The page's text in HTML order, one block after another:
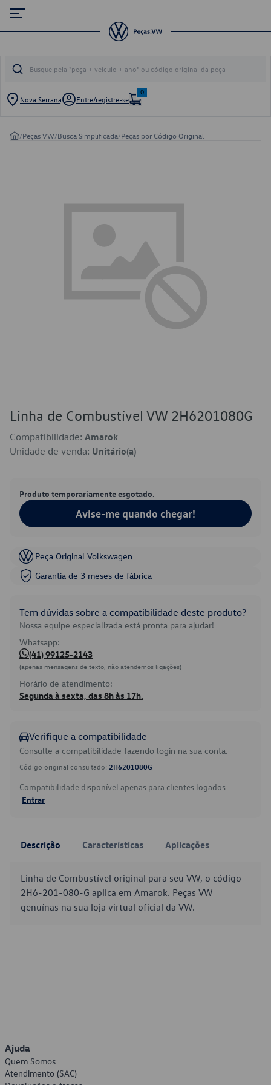
Nova Serrana Entre/registre-se
0
/Peças VW/Busca Simplificada/Peças por Código Original
Linha de Combustível VW 2H6201080G
Compatibilidade: Amarok
Unidade de venda: Unitário(a)
Produto temporariamente esgotado.
Avise-me quando chegar!
Peça Original Volkswagen
Garantia de 3 meses de fábrica
Tem dúvidas sobre a compatibilidade deste produto?
Nossa equipe especializada está pronta para ajudar!
Whatsapp:
(41) 99125-2143
(apenas mensagens de texto, não atendemos ligações)
Horário de atendimento:
Segunda à sexta, das 8h às 17h.
Verifique a compatibilidade
Consulte a compatibilidade fazendo login na sua conta.
Código original consultado: 2H6201080G
Compatibilidade disponível apenas para clientes logados.
Entrar
Descrição Características Aplicações
Linha de Combustível original para seu VW, o código
2H6-201-080-G aplica em Amarok. Peças VW
genuínas na sua loja virtual oficial da VW.
Ajuda
Quem Somos
Atendimento (SAC)